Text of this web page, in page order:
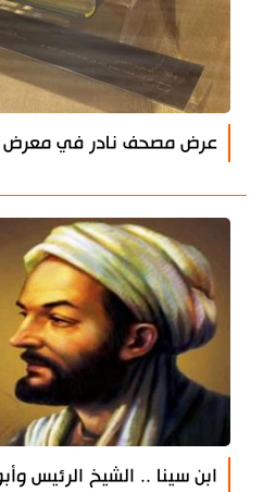
عرض مصحف نادر في معرض
ابن سينا .. الشيخ الرئيس